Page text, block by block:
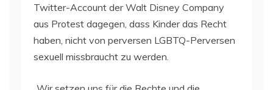
Twitter-Account der Walt Disney Company
aus Protest dagegen, dass Kinder das Recht
haben, nicht von perversen LGBTQ-Perversen
sexuell missbraucht zu werden.